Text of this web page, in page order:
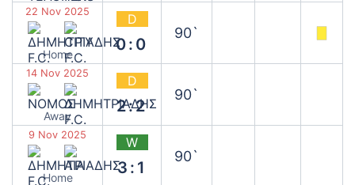
22 Nov 2025
Home
D
0:0
90`
14 Nov 2025
Away
D
2:2
90`
9 Nov 2025
Home
W
3:1
90`